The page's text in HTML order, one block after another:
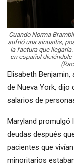
Cuando Norma
sufrió una sinusitis,
la factura que
en español diciéndole
Elisabeth
de Nueva York,
salarios de
Maryland promulgó
deudas después
pacientes que
minoritarios